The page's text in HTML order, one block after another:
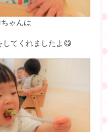
ゃんは
てくれましたよ😋